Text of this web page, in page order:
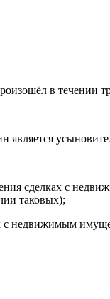
в течении
является
сделках с
таковых);
недвижимым